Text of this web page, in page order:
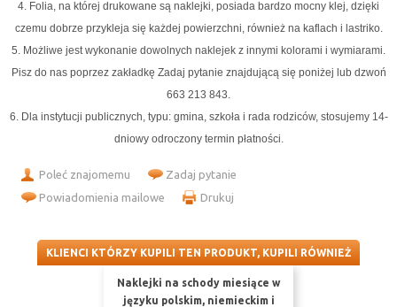
4. Folia, na której drukowane są naklejki, posiada bardzo mocny klej, dzięki
czemu dobrze przykleja się każdej powierzchni, również na kaflach i lastriko.
5. Możliwe jest wykonanie dowolnych naklejek z innymi kolorami i wymiarami.
Pisz do nas poprzez zakładkę Zadaj pytanie znajdującą się poniżej lub dzwoń
663 213 843.
6. Dla instytucji publicznych, typu: gmina, szkoła i rada rodziców, stosujemy 14-
dniowy odroczony termin płatności.
Poleć znajomemu
Zadaj pytanie
Powiadomienia mailowe
Drukuj
KLIENCI KTÓRZY KUPILI TEN PRODUKT, KUPILI RÓWNIEŻ
Naklejki na schody miesiące w
języku polskim, niemieckim i